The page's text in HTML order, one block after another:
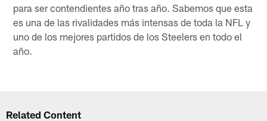
para ser contendientes año tras año. Sabemos que esta
es una de las rivalidades más intensas de toda la NFL y
uno de los mejores partidos de los Steelers en todo el
año.
Related Content